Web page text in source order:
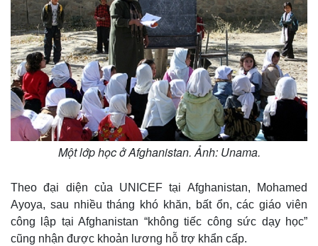
Một lớp học ở Afghanistan. Ảnh: Unama.
Theo đại diện của UNICEF tại Afghanistan, Mohamed
Ayoya, sau nhiều tháng khó khăn, bất ổn, các giáo viên
công lập tại Afghanistan “không tiếc công sức dạy học”
cũng nhận được khoản lương hỗ trợ khẩn cấp.